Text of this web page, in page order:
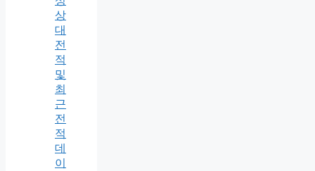
상
대
전
적
및
최
근
전
적
데
이